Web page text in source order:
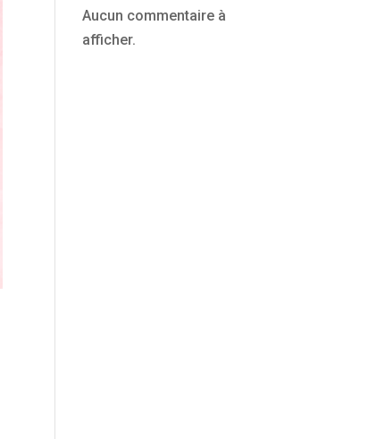
Aucun commentaire à
afficher.